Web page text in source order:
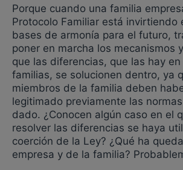
Porque cuando una familia
Protocolo Familiar está invirtiendo
bases de armonía para el futuro,
poner en marcha los mecanismos
que las diferencias, que las hay
familias, se solucionen dentro, ya
miembros de la familia deben
legitimado previamente las
dado. ¿Conocen algún caso en el
resolver las diferencias se haya
coerción de la Ley? ¿Qué ha
empresa y de la familia?